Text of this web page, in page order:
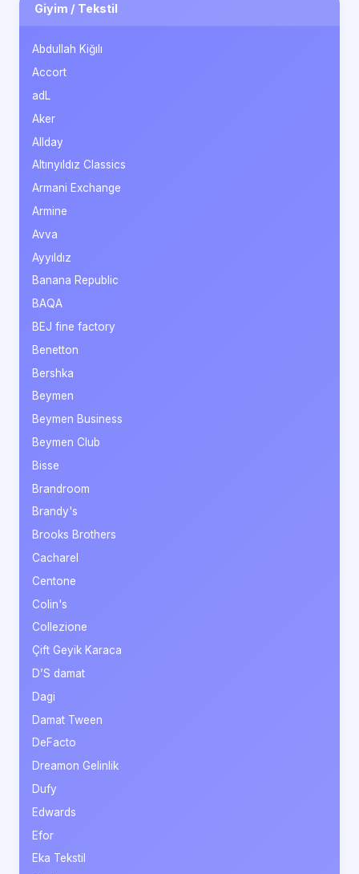
Giyim / Tekstil
Abdullah Kiğılı
Accort
adL
Aker
Allday
Altınyıldız Classics
Armani Exchange
Armine
Avva
Ayyıldız
Banana Republic
BAQA
BEJ fine factory
Benetton
Bershka
Beymen
Beymen Business
Beymen Club
Bisse
Brandroom
Brandy's
Brooks Brothers
Cacharel
Centone
Colin's
Collezione
Çift Geyik Karaca
D’S damat
Dagi
Damat Tween
DeFacto
Dreamon Gelinlik
Dufy
Edwards
Efor
Eka Tekstil